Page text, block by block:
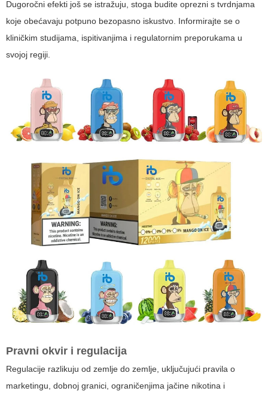
Dugoročni efekti još se istražuju, stoga budite oprezni s tvrdnjama
koje obećavaju potpuno bezopasno iskustvo. Informirajte se o
kliničkim studijama, ispitivanjima i regulatornim preporukama u
svojoj regiji.
Pravni okvir i regulacija
Regulacije razlikuju od zemlje do zemlje, uključujući pravila o
marketingu, dobnoj granici, ograničenjima jačine nikotina i